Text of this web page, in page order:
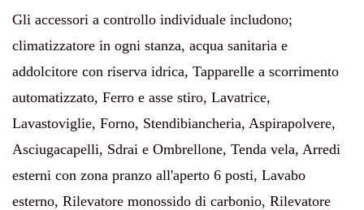
Gli accessori a controllo individuale includono;
climatizzatore in ogni stanza, acqua sanitaria e
addolcitore con riserva idrica, Tapparelle a scorrimento
automatizzato, Ferro e asse stiro, Lavatrice,
Lavastoviglie, Forno, Stendibiancheria, Aspirapolvere,
Asciugacapelli, Sdrai e Ombrellone, Tenda vela, Arredi
esterni con zona pranzo all'aperto 6 posti, Lavabo
esterno, Rilevatore monossido di carbonio, Rilevatore